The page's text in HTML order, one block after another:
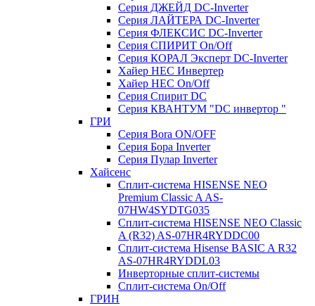
Серия ДЖЕЙД DC-Inverter
Серия ЛАЙТЕРА DC-Inverter
Серия ФЛЕКСИС DC-Inverter
Серия СПИРИТ On/Off
Серия КОРАЛ Эксперт DC-Inverter
Хайер HEC Инвертер
Хайер HEC On/Off
Серия Спирит DC
Серия КВАНТУМ "DC инвертор "
ГРИ
Серия Bora ON/OFF
Серия Бора Inverter
Серия Пулар Inverter
Хайсенс
Сплит-система HISENSE NEO
Premium Classic A AS-
07HW4SYDTG035
Сплит-система HISENSE NEO Classic
A (R32) AS-07HR4RYDDC00
Сплит-система Hisense BASIC A R32
AS-07HR4RYDDL03
Инверторные сплит-системы
Сплит-система On/Off
ГРИН